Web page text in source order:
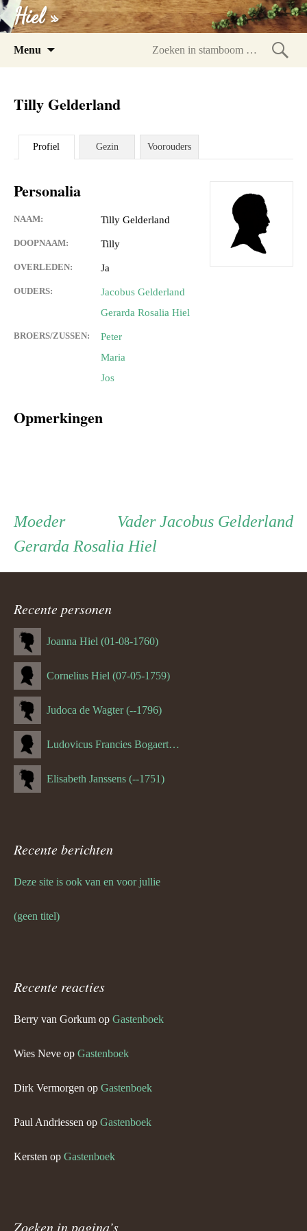
Hiel »
Menu
Tilly Gelderland
Profiel Gezin Voorouders
Personalia
NAAM: Tilly Gelderland
DOOPNAAM: Tilly
OVERLEDEN: Ja
OUDERS:
Jacobus Gelderland
Gerarda Rosalia Hiel
BROERS/ZUSSEN:
Peter
Maria
Jos
Opmerkingen
Persoon
ouder
navigatie
VaderVader
Jacobus Gelderland
MoederMoeder
Gerarda Rosalia Hiel
Recente personen
Joanna Hiel (01-08-1760)
Cornelius Hiel (07-05-1759)
Judoca de Wagter (--1796)
Ludovicus Francies Bogaert (--1825)
Elisabeth Janssens (--1751)
Recente berichten
Deze site is ook van en voor jullie
(geen titel)
Recente reacties
Berry van Gorkum op Gastenboek
Wies Neve op Gastenboek
Dirk Vermorgen op Gastenboek
Paul Andriessen op Gastenboek
Kersten op Gastenboek
Zoeken in pagina’s